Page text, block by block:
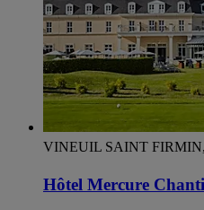
VINEUIL SAINT
Hôtel Mercure